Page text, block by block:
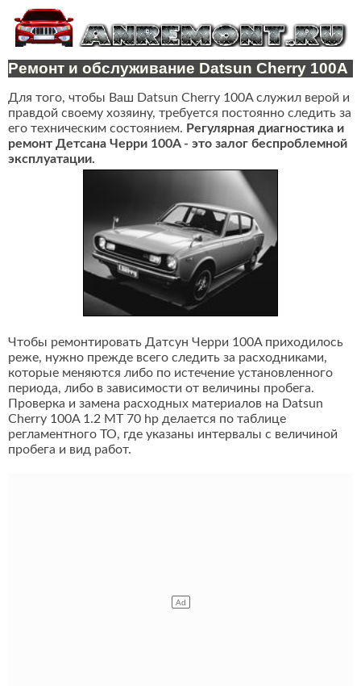
Ремонт и обслуживание Datsun Cherry 100A
Для того, чтобы Ваш Datsun Cherry 100A служил верой и
правдой своему хозяину, требуется постоянно следить за
его техническим состоянием. Регулярная диагностика и
ремонт Детсана Черри 100A - это залог беспроблемной
эксплуатации.
Чтобы ремонтировать Датсун Черри 100A приходилось
реже, нужно прежде всего следить за расходниками,
которые меняются либо по истечение установленного
периода, либо в зависимости от величины пробега.
Проверка и замена расходных материалов на Datsun
Cherry 100A 1.2 MT 70 hp делается по таблице
регламентного ТО, где указаны интервалы с величиной
пробега и вид работ.